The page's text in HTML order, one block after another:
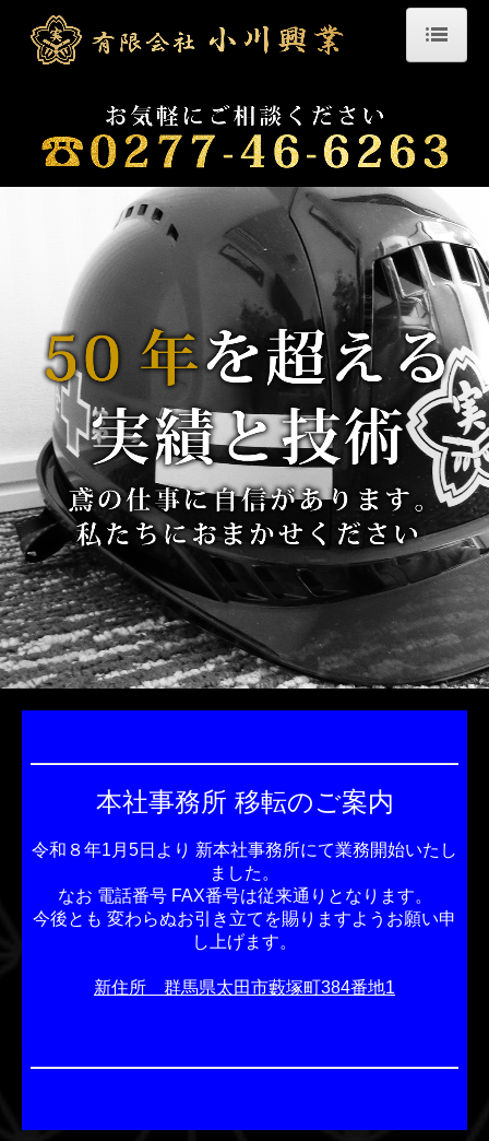
会社案内
落成式・懇親会
研修・セミナー
社内イベント
事業内容
復興支援
工事事例
太陽光発電設備設置工事
お問合せ
本社事務所 移転のご案内
令和８年1月5日より 新本社事務所にて業務開始いたし
ました。
なお 電話番号 FAX番号は従来通りとなります。
今後とも 変わらぬお引き立てを賜りますようお願い申
し上げます。
新住所 群馬県太田市藪塚町384番地1